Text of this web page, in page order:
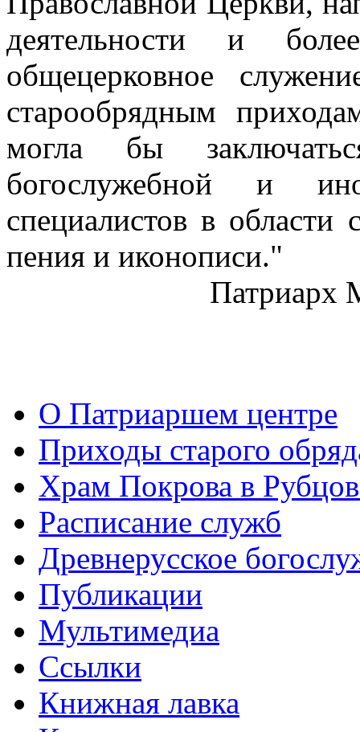
деятельности и
общецерковное
старообрядным
могла бы
богослужебной и
специалистов в области
пения и иконописи."
Патриарх
О Патриаршем центре
Приходы старого
Храм Покрова в
Расписание служб
Древнерусское
Публикации
Мультимедиа
Ссылки
Книжная лавка